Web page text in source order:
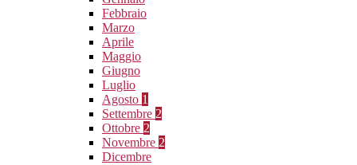
Febbraio
Marzo
Aprile
Maggio
Giugno
Luglio
Agosto 1
Settembre 2
Ottobre 2
Novembre 2
Dicembre